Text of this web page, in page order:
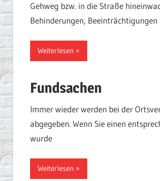
Gehweg bzw. in die Straße
Behinderungen, Beeinträchtigungen
Weiterlesen
Fundsachen
Immer wieder werden bei der
abgegeben. Wenn Sie einen
wurde
Weiterlesen